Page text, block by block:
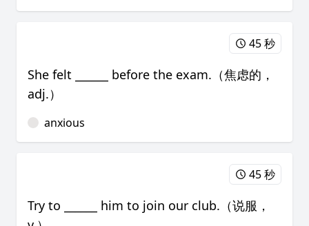
45 秒
She felt ______ before the exam.（焦虑的，
adj.）
anxious
45 秒
Try to ______ him to join our club.（说服，